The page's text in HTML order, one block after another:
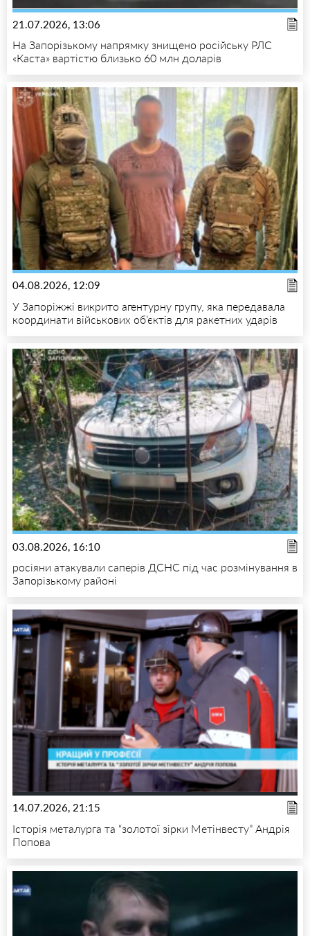
21.07.2026, 13:06
На Запорізькому напрямку знищено російську РЛС
«Каста» вартістю близько 60 млн доларів
04.08.2026, 12:09
У Запоріжжі викрито агентурну групу, яка передавала
координати військових об’єктів для ракетних ударів
03.08.2026, 16:10
росіяни атакували саперів ДСНС під час розмінування в
Запорізькому районі
14.07.2026, 21:15
Історія металурга та “золотої зірки Метінвесту” Андрія
Попова